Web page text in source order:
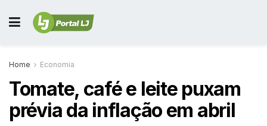
Home Economia
Tomate, café e leite puxam
prévia da inflação em abril